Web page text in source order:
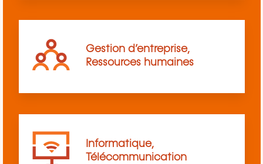
Gestion d’entreprise,
Ressources humaines
Informatique,
Télécommunication